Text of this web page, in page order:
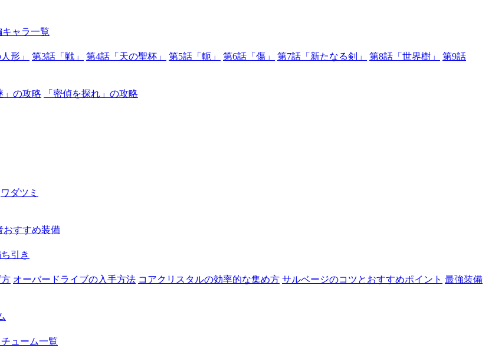
キャラ一覧
形」 第3話「戦」 第4話「天の聖杯」 第5話「軛」 第6話「傷」 第7話「新たなる剣」 第8話「世界樹」
第9話
」の攻略
「密偵を探れ」の攻略
ワダツミ
おすすめ装備
引き
オーバードライブの入手方法 コアクリスタルの効率的な集め方 サルベージのコツとおすすめポイント 最強装備
ューム一覧